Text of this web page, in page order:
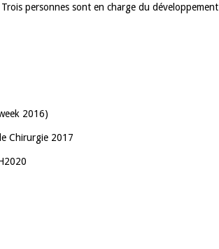
personnes sont en charge du développement
2016)
Chirurgie 2017